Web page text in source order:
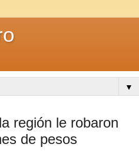
▼
región le robaron
de pesos